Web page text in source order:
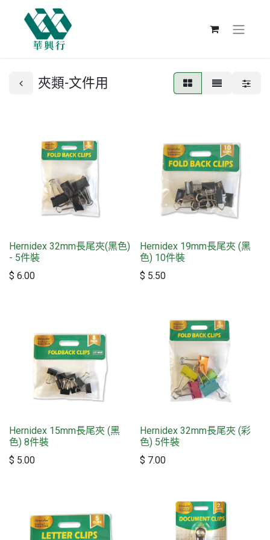
夾類-文件用
Hernidex 32mm長尾夾(黑色)
- 5件裝
$ 6.00
Hernidex 19mm長尾夾 (黑
色) 10件裝
$ 5.50
Hernidex 15mm長尾夾 (黑
色) 8件裝
$ 5.00
Hernidex 32mm長尾夾 (彩
色) 5件裝
$ 7.00